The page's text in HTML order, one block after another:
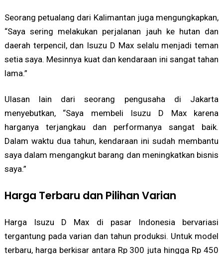
Seorang petualang dari Kalimantan juga mengungkapkan,
“Saya sering melakukan perjalanan jauh ke hutan dan
daerah terpencil, dan Isuzu D Max selalu menjadi teman
setia saya. Mesinnya kuat dan kendaraan ini sangat tahan
lama.”
Ulasan lain dari seorang pengusaha di Jakarta
menyebutkan, “Saya membeli Isuzu D Max karena
harganya terjangkau dan performanya sangat baik.
Dalam waktu dua tahun, kendaraan ini sudah membantu
saya dalam mengangkut barang dan meningkatkan bisnis
saya.”
Harga Terbaru dan Pilihan Varian
Harga Isuzu D Max di pasar Indonesia bervariasi
tergantung pada varian dan tahun produksi. Untuk model
terbaru, harga berkisar antara Rp 300 juta hingga Rp 450